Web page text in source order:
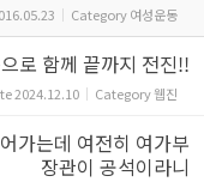
Category여성운동
로 함께 끝까지 전진!!
2024.12.10 Category웹진
가는데 여전히 여가부
장관이 공석이라니